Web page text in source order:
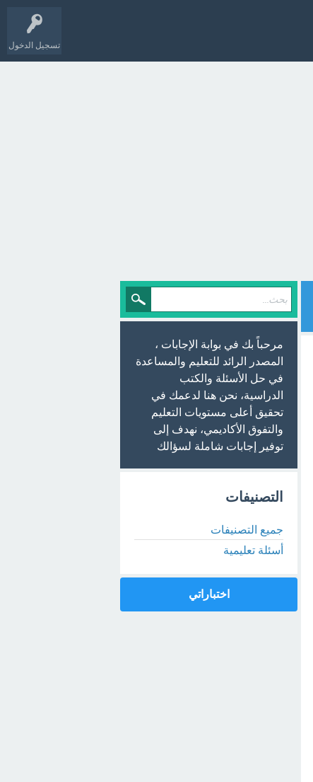
تسجيل الدخول
مرحباً بك في بوابة الإجابات ،
المصدر الرائد للتعليم والمساعدة
في حل الأسئلة والكتب
الدراسية، نحن هنا لدعمك في
تحقيق أعلى مستويات التعليم
والتفوق الأكاديمي، نهدف إلى
توفير إجابات شاملة لسؤالك
التصنيفات
جميع التصنيفات
أسئلة تعليمية
اختباراتي